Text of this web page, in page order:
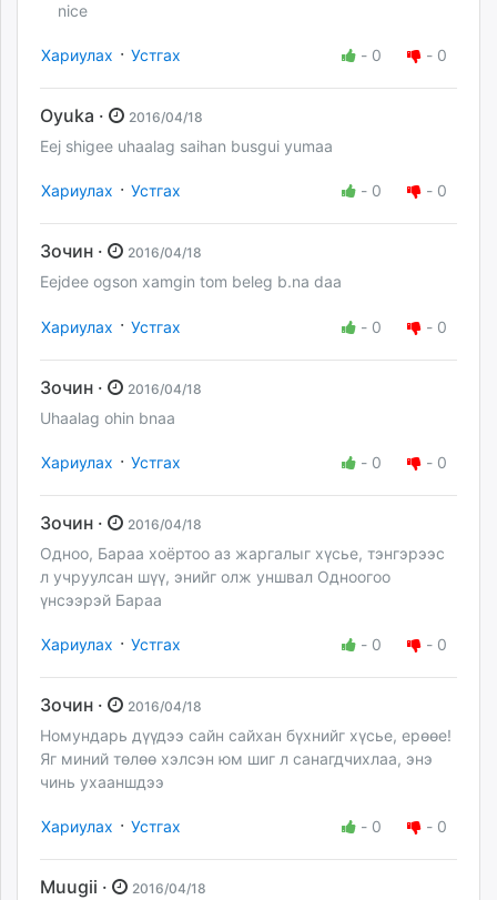
nice
Хариулах · Устгах - 0 - 0
Oyuka · 2016/04/18
Eej shigee uhaalag saihan busgui yumaa
Хариулах · Устгах - 0 - 0
Зочин · 2016/04/18
Eejdee ogson xamgin tom beleg b.na daa
Хариулах · Устгах - 0 - 0
Зочин · 2016/04/18
Uhaalag ohin bnaa
Хариулах · Устгах - 0 - 0
Зочин · 2016/04/18
Одноо, Бараа хоёртоо аз жаргалыг хүсье, тэнгэрээс
л учруулсан шүү, энийг олж уншвал Одноогоо
үнсээрэй Бараа
Хариулах · Устгах - 0 - 0
Зочин · 2016/04/18
Номундарь дүүдээ сайн сайхан бүхнийг хүсье, ерөөе!
Яг миний төлөө хэлсэн юм шиг л санагдчихлаа, энэ
чинь ухааншдээ
Хариулах · Устгах - 0 - 0
Muugii · 2016/04/18